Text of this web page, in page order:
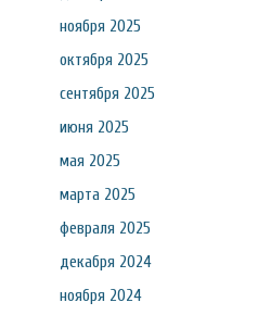
ноября 2025
октября 2025
сентября 2025
июня 2025
мая 2025
марта 2025
февраля 2025
декабря 2024
ноября 2024